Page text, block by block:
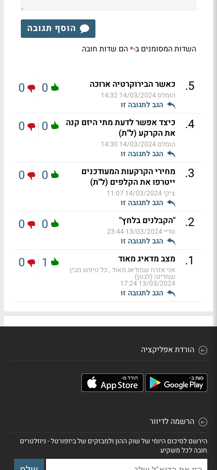
הוסף תגובה
השדות המסומנים ב-*הם שדות חובה
5
. כאשר הבירוקרטיה ארוכה
הומלס14/03/2024 14:32
הגב לתגובה זו
0
0
4
.
כיצד אפשר לדעת מתי היזם קנה
את הקרקע (ל"ת)
הומלס14/03/2024 14:30
הגב לתגובה זו
0
0
3
.
מחירי הקרקעות המעודכנים
ייטרפו את הקלפים (ל"ת)
ציקי14/03/2024 11:07
הגב לתגובה זו
0
0
2
. "הקבלנים בלחץ"
טדיי13/03/2024 23:44
הגב לתגובה זו
0
0
1
. מצב מדאיג מאוד
אני אזרח שמודאג מאוד , כל טיפש מבין
שמדינה (לבנון)
13/03/2024 17:24
הגב לתגובה זו
1
0
הורדת אפליקציה
הרשמה לדיוור
הירשם לסיכום היומי של שוק ההון ולמבזקים של ביזפורטל - ניוזלטרים
חובה לכל משקיע